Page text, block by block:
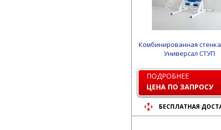
Комбинированная
Универcал СТУП
ПОДРОБНЕЕ
ЦЕНА ПО ЗАПРОСУ
БЕСПЛАТНАЯ